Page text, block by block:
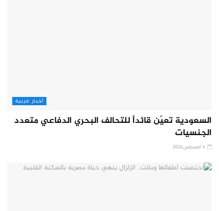
أخبار عربية
السعودية تعيّن قائداً للتحالف البحري الدفاعي متعدد
الجنسيات